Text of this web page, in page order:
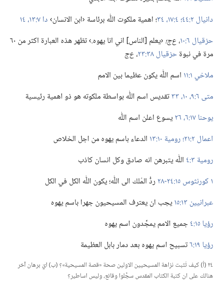
دانيال ٢:‏٤٤؛‏
‏؛‏ اهمية ملكوت اللّٰه برئاسة ‹ابن الانسان›دا ٧:‏​١٣،‏ ١٤
حزقيال ٦:‏١٠
‏،‏ع‌ج؛‏
‹يعلم [الناس] اني انا يهوه.‏› تظهر هذه العبارة اكثر من ٦٠
مرة في نبوةحزقيال ٣٨:‏٢٣ ‏،‏ع‌ج
ملاخي ١:‏١١
اسم اللّٰه يكون عظيما بين الامم
متى ٦:‏​٩،‏ ١٠،‏
تقديس اسم اللّٰه بواسطة ملكوته هو ذو اهمية رئيسية
يوحنا ١٧:‏​٦،‏
يسوع اعلن اسم اللّٰه
اعمال ٢:‏٢١؛‏
رومية ١٠:‏١٣
الدعاء باسم يهوه من اجل الخلاص
رومية ٣:‏٤
اللّٰه يتبرهن انه صادق وكل انسان كاذب
١ كورنثوس ١٥:‏٢٤-‏٢٨
ردُّ المُلك الى اللّٰه؛‏ يكون اللّٰه الكل في الكل
عبرانيين ١٣:‏١٥
يجب ان يعترف المسيحيون جهرا باسم يهوه
رؤيا ١٥:‏٤
جميع الامم يمجِّدون اسم يهوه
رؤيا ١٩:‏٦
تسبيح اسم يهوه بعد دمار بابل العظيمة
٢٤ (‏أ)‏ كيف تُثبت نزاهة المسيحيين الاولين صحة «قصة المسيحية»؟‏ (‏ب)‏ ايّ برهان آخر
هنالك على ان كتبة الكتاب المقدس سجَّلوا وقائع،‏ وليس اساطير؟‏